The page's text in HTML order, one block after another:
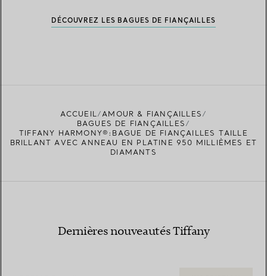
DÉCOUVREZ LES BAGUES DE FIANÇAILLES
ACCUEIL
AMOUR & FIANÇAILLES
BAGUES DE FIANÇAILLES
TIFFANY HARMONY®:BAGUE DE FIANÇAILLES TAILLE
BRILLANT AVEC ANNEAU EN PLATINE 950 MILLIÈMES ET
DIAMANTS
Dernières nouveautés Tiffany